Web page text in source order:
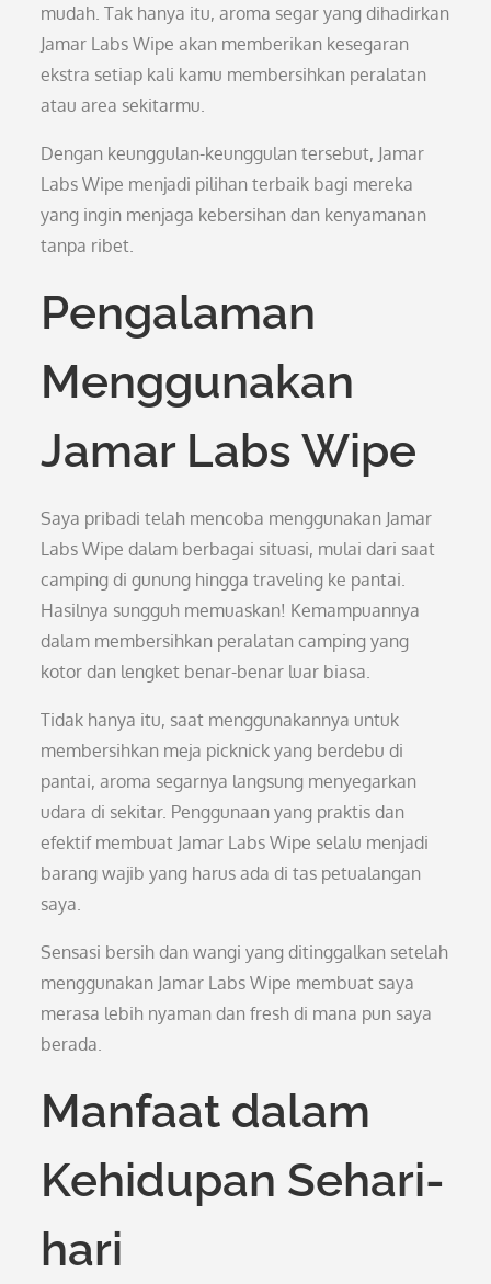
mudah. Tak hanya itu, aroma segar yang dihadirkan
Jamar Labs Wipe akan memberikan kesegaran
ekstra setiap kali kamu membersihkan peralatan
atau area sekitarmu.
Dengan keunggulan-keunggulan tersebut, Jamar
Labs Wipe menjadi pilihan terbaik bagi mereka
yang ingin menjaga kebersihan dan kenyamanan
tanpa ribet.
Pengalaman
Menggunakan
Jamar Labs Wipe
Saya pribadi telah mencoba menggunakan Jamar
Labs Wipe dalam berbagai situasi, mulai dari saat
camping di gunung hingga traveling ke pantai.
Hasilnya sungguh memuaskan! Kemampuannya
dalam membersihkan peralatan camping yang
kotor dan lengket benar-benar luar biasa.
Tidak hanya itu, saat menggunakannya untuk
membersihkan meja picknick yang berdebu di
pantai, aroma segarnya langsung menyegarkan
udara di sekitar. Penggunaan yang praktis dan
efektif membuat Jamar Labs Wipe selalu menjadi
barang wajib yang harus ada di tas petualangan
saya.
Sensasi bersih dan wangi yang ditinggalkan setelah
menggunakan Jamar Labs Wipe membuat saya
merasa lebih nyaman dan fresh di mana pun saya
berada.
Manfaat dalam
Kehidupan Sehari-
hari